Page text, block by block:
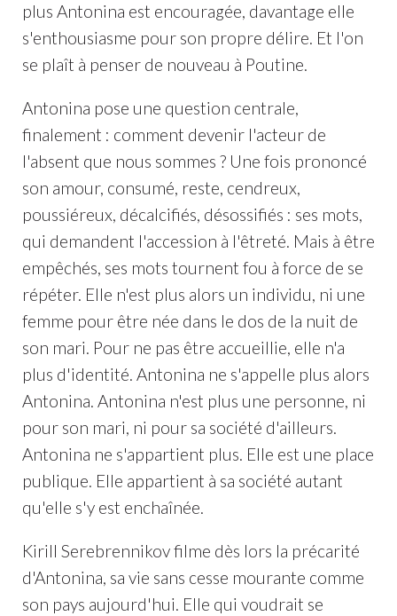
plus Antonina est encouragée, davantage elle
s'enthousiasme pour son propre délire. Et l'on
se plaît à penser de nouveau à Poutine.
Antonina pose une question centrale,
finalement : comment devenir l'acteur de
l'absent que nous sommes ? Une fois prononcé
son amour, consumé, reste, cendreux,
poussiéreux, décalcifiés, désossifiés : ses mots,
qui demandent l'accession à l'êtreté. Mais à être
empêchés, ses mots tournent fou à force de se
répéter. Elle n'est plus alors un individu, ni une
femme pour être née dans le dos de la nuit de
son mari. Pour ne pas être accueillie, elle n'a
plus d'identité. Antonina ne s'appelle plus alors
Antonina. Antonina n'est plus une personne, ni
pour son mari, ni pour sa société d'ailleurs.
Antonina ne s'appartient plus. Elle est une place
publique. Elle appartient à sa société autant
qu'elle s'y est enchaînée.
Kirill Serebrennikov filme dès lors la précarité
d'Antonina, sa vie sans cesse mourante comme
son pays aujourd'hui. Elle qui voudrait se